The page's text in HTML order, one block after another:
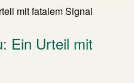
Ein Urteil mit